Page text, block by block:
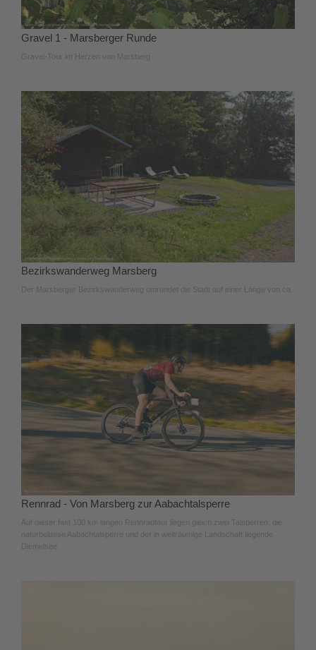
Gravel 1 - Marsberger Runde
Gravel-Tour im Herzen von Marsberg
Bezirkswanderweg Marsberg
Der Marsberger Bezirkswanderweg umrundet die Stadt auf einer Länge von ca.
Rennrad - Von Marsberg zur Aabachtalsperre
Auf dieser fast 100 km langen Rennradtour liegen gleich zwei Talsperren: die
naturbelasse Aabachtalsperre und der in weiträumige Landschaft liegende
Diemelsee.